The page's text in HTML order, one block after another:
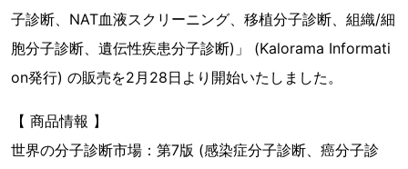
子診断、NAT血液スクリーニング、移植分子診断、組織/細
胞分子診断、遺伝性疾患分子診断)」 (Kalorama Informati
on発行) の販売を2月28日より開始いたしました。
【 商品情報 】
世界の分子診断市場：第7版 (感染症分子診断、癌分子診